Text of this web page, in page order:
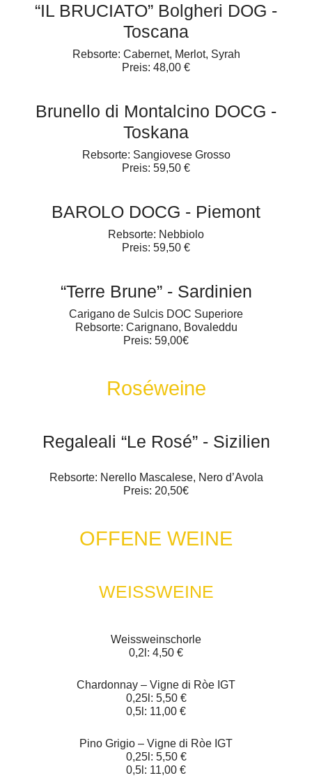
“IL BRUCIATO” Bolgheri DOG -
Toscana
Rebsorte: Cabernet, Merlot, Syrah
Preis: 48,00 €
Brunello di Montalcino DOCG -
Toskana
Rebsorte: Sangiovese Grosso
Preis: 59,50 €
BAROLO DOCG - Piemont
Rebsorte: Nebbiolo
Preis: 59,50 €
“Terre Brune” - Sardinien
Carigano de Sulcis DOC Superiore
Rebsorte: Carignano, Bovaleddu
Preis: 59,00€
Roséweine
Regaleali “Le Rosé” - Sizilien
Rebsorte: Nerello Mascalese, Nero d’Avola
Preis: 20,50€
OFFENE WEINE
WEISSWEINE
Weissweinschorle
0,2l: 4,50 €
Chardonnay – Vigne di Ròe IGT
0,25l: 5,50 €
0,5l: 11,00 €
Pino Grigio – Vigne di Ròe IGT
0,25l: 5,50 €
0,5l: 11,00 €